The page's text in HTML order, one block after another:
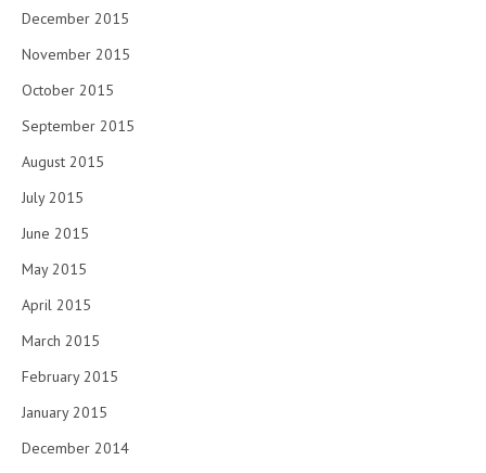
December 2015
November 2015
October 2015
September 2015
August 2015
July 2015
June 2015
May 2015
April 2015
March 2015
February 2015
January 2015
December 2014